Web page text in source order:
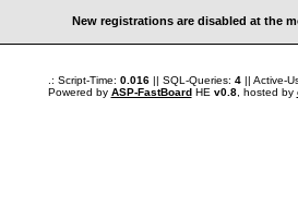
New registrations are disabled at the
.: Script-Time: 0.016|| SQL-Queries: 4|| Active-
Powered by ASP-FastBoardHE v0.8, hosted by